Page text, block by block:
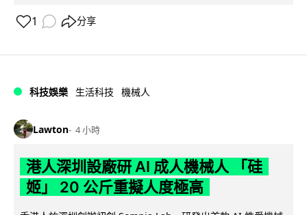
1 分享
科技娛樂 生活科技 機械人
Lawton 4 小時
港人深圳設廠研 AI 成人機械人 「硅
姬」 20 公斤重擬人度極高